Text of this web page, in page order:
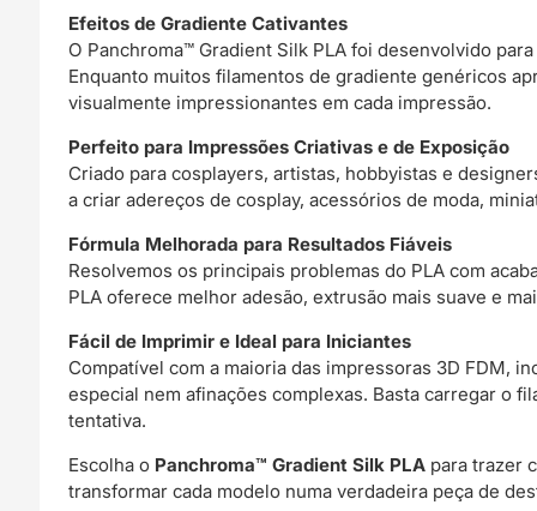
Efeitos de Gradiente Cativantes
O Panchroma™ Gradient Silk PLA foi desenvolvido
Enquanto muitos filamentos de gradiente genéricos
visualmente impressionantes em cada impressão.
Perfeito para Impressões Criativas e de Exposição
Criado para cosplayers, artistas, hobbyistas e
a criar adereços de cosplay, acessórios de moda,
Fórmula Melhorada para Resultados Fiáveis
Resolvemos os principais problemas do PLA com
PLA oferece melhor adesão, extrusão mais suave e
Fácil de Imprimir e Ideal para Iniciantes
Compatível com a maioria das impressoras 3D FDM,
especial nem afinações complexas. Basta carregar o
tentativa.
Escolha o Panchroma™ Gradient Silk PLA para trazer
transformar cada modelo numa verdadeira peça de